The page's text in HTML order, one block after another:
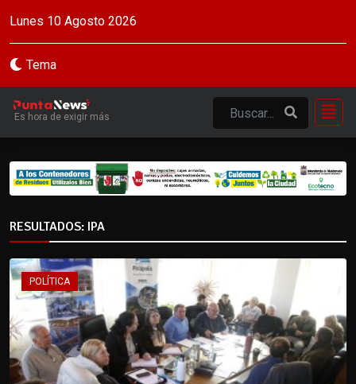
Lunes 10 Agosto 2026
Tema
Es hora de exigir más
RESULTADOS: IPA
POLÍTICA